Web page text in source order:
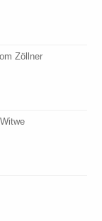
Zöllner